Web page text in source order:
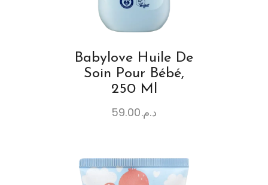
Babylove Huile De
Soin Pour Bébé,
250 Ml
د.م.59.00